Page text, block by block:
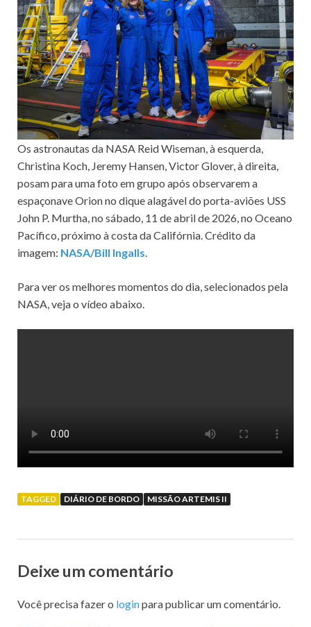
Os astronautas da NASA Reid Wiseman, à esquerda,
Christina Koch, Jeremy Hansen, Victor Glover, à direita,
posam para uma foto em grupo após observarem a
espaçonave Orion no dique alagável do porta-aviões USS
John P. Murtha, no sábado, 11 de abril de 2026, no Oceano
Pacífico, próximo à costa da Califórnia. Crédito da
imagem: NASA/Bill Ingalls.
Para ver os melhores momentos do dia, selecionados pela
NASA, veja o vídeo abaixo.
TAGGED DIÁRIO DE BORDO MISSÃO ARTEMIS II
Deixe um comentário
Você precisa fazer o loginpara publicar um comentário.